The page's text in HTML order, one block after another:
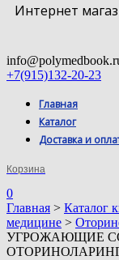
Интернет
+7(915)132-20-23
Главная
Каталог
Доставка и
Корзина
0
Главная > Каталог
медицине >
УГРОЖАЮЩИЕ